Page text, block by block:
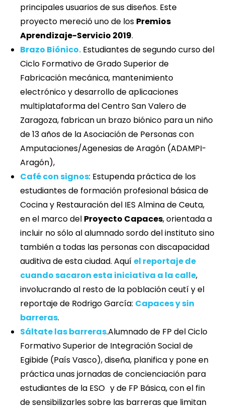
principales usuarios de sus diseños. Este
proyecto mereció uno de los Premios
Aprendizaje-Servicio 2019.
Brazo Biónico. Estudiantes de segundo curso del
Ciclo Formativo de Grado Superior de
Fabricación mecánica, mantenimiento
electrónico y desarrollo de aplicaciones
multiplataforma del Centro San Valero de
Zaragoza, fabrican un brazo biónico para un niño
de 13 años de la Asociación de Personas con
Amputaciones/Agenesias de Aragón (ADAMPI-
Aragón),
Café con signos: Estupenda práctica de los
estudiantes de formación profesional básica de
Cocina y Restauración del IES Almina de Ceuta,
en el marco del Proyecto Capaces, orientada a
incluir no sólo al alumnado sordo del instituto sino
también a todas las personas con discapacidad
auditiva de esta ciudad. Aquí el reportaje de
cuando sacaron esta iniciativa a la calle,
involucrando al resto de la población ceutí y el
reportaje de Rodrigo García: Capaces y sin
barreras.
Sáltate las barreras.Alumnado de FP del Ciclo
Formativo Superior de Integración Social de
Egibide (País Vasco), diseña, planifica y pone en
práctica unas jornadas de concienciación para
estudiantes de la ESO y de FP Básica, con el fin
de sensibilizarles sobre las barreras que limitan